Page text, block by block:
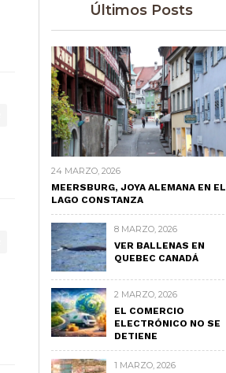
Últimos Posts
24 MARZO, 2026
MEERSBURG, JOYA ALEMANA EN EL
LAGO CONSTANZA
8 MARZO, 2026
VER BALLENAS EN
QUEBEC CANADÁ
2 MARZO, 2026
EL COMERCIO
ELECTRÓNICO NO SE
DETIENE
1 MARZO, 2026